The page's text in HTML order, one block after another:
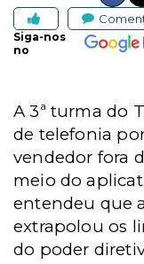
Siga-nos
no
A 3ª turma do
de telefonia
vendedor fora
meio do
entendeu que
extrapolou os
do poder